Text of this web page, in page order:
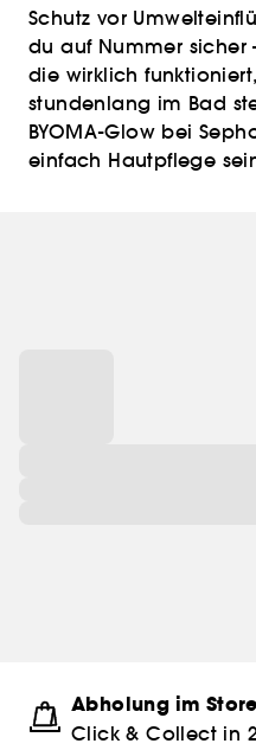
Schutz vor
du auf Nummer sicher
die wirklich
stundenlang im Bad
BYOMA-Glow bei
einfach Hautpflege
Abholung im Store
Click & Collect in